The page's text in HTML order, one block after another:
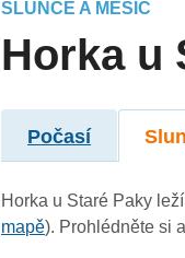
SLUNCE A MĚSÍC
Horka u
Počasí
Horka u Staré Paky
mapě). Prohlédněte si